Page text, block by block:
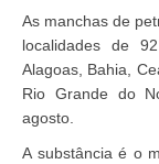
As manchas de
localidades de
Alagoas, Bahia,
Rio Grande do
agosto.
A substância é o